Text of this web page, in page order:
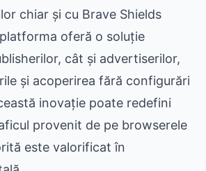
chiar și cu Brave Shields
oferă o soluție
cât și advertiserilor,
și acoperirea fără configurări
inovație poate redefini
provenit de pe browserele
este valorificat în